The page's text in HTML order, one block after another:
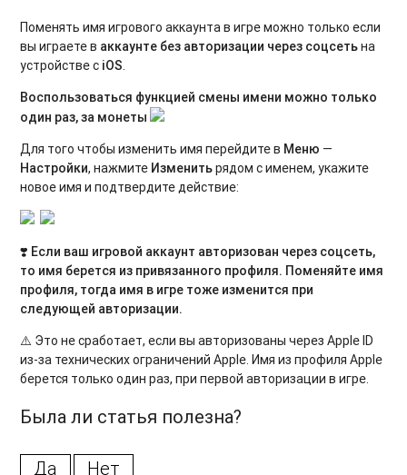
Поменять имя игрового аккаунта в игре можно только если
вы играете в аккаунте без авторизации через соцсетьна
устройстве с iOS.
Воспользоваться функцией смены имени можно только
один раз, за монеты
Для того чтобы изменить имя перейдите в Меню —
Настройки, нажмите Изменитьрядом с именем, укажите
новое имя и подтвердите действие:
❣️ Если ваш игровой аккаунт авторизован через соцсеть,
то имя берется из привязанного профиля. Поменяйте имя
профиля, тогда имя в игре тоже изменится при
следующей авторизации.
⚠️ Это не сработает, если вы авторизованы через Apple ID
из-за технических ограничений Apple. Имя из профиля Apple
берется только один раз, при первой авторизации в игре.
Была ли статья полезна?
Да Нет